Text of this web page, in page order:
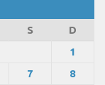
S
D
1
7
8